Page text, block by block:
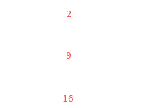
2
9
16